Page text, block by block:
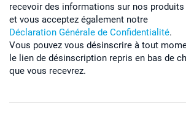
recevoir des informations sur nos
et vous acceptez également notre
Déclaration Générale de Confidentialité.
Vous pouvez vous désinscrire à tout
le lien de désinscription repris en bas de
que vous recevrez.